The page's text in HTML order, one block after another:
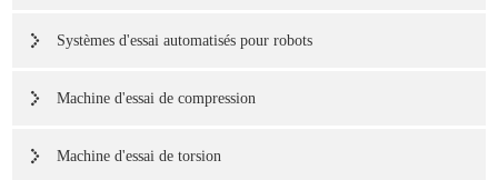
Systèmes d'essai automatisés pour robots
Machine d'essai de compression
Machine d'essai de torsion